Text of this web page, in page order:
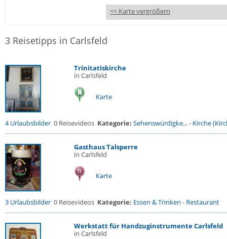
<< Karte vergrößern
3 Reisetipps in Carlsfeld
Trinitatiskirche
in Carlsfeld
Karte
4 Urlaubsbilder 0 Reisevideos Kategorie: Sehenswürdigke...- Kirche
Gasthaus Talsperre
in Carlsfeld
Karte
3 Urlaubsbilder 0 Reisevideos Kategorie: Essen & Trinken - Restaurant
Werkstatt für Handzuginstrumente Carlsfeld
in Carlsfeld